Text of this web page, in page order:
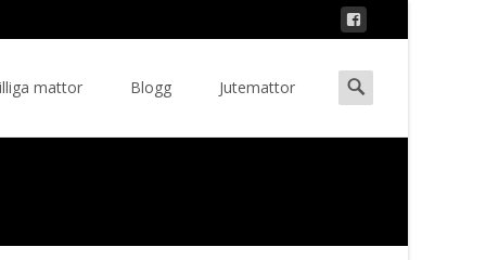
mattor Blogg Jutemattor
Search
for: